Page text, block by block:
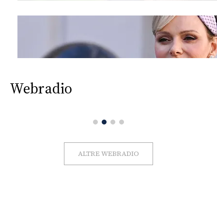
Webradio
ALTRE WEBRADIO